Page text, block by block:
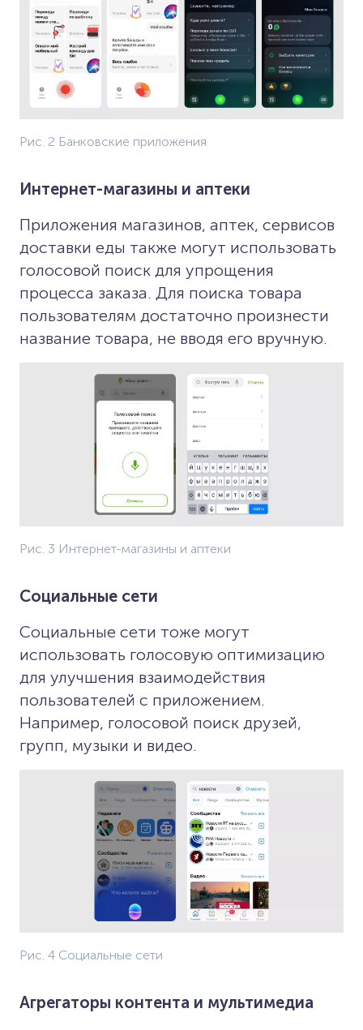
Рис. 2 Банковские приложения
Интернет-магазины и аптеки
Приложения магазинов, аптек, сервисов
доставки еды также могут использовать
голосовой поиск для упрощения
процесса заказа. Для поиска товара
пользователям достаточно произнести
название товара, не вводя его вручную.
Рис. 3 Интернет-магазины и аптеки
Социальные сети
Социальные сети тоже могут
использовать голосовую оптимизацию
для улучшения взаимодействия
пользователей с приложением.
Например, голосовой поиск друзей,
групп, музыки и видео.
Рис. 4 Социальные сети
Агрегаторы контента и мультимедиа